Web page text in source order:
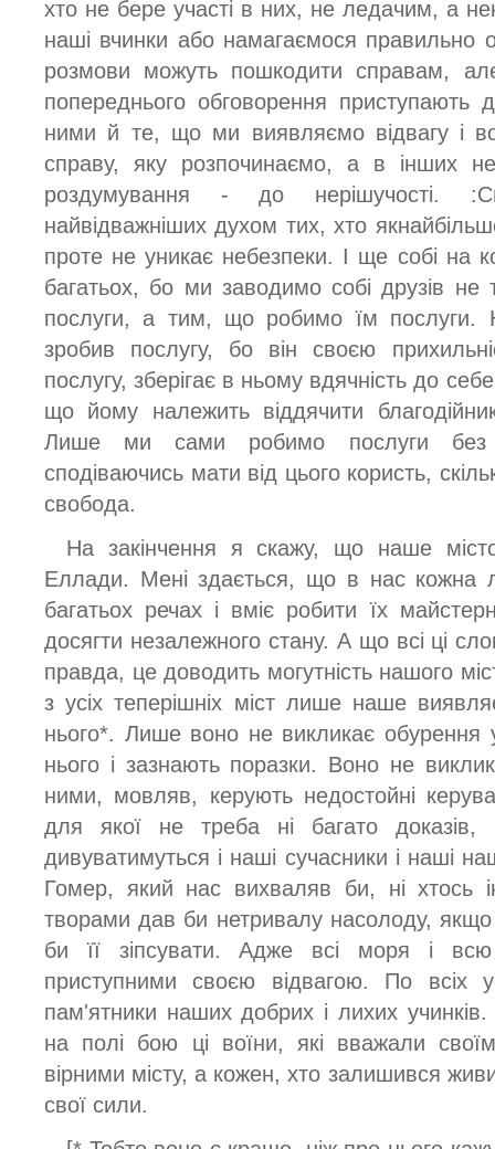
хто не бере участі в них, не ледачим, а
наші вчинки або намагаємося правильно
розмови можуть пошкодити справам,
попереднього обговорення
ними й те, що ми виявляємо відвагу і
справу, яку розпочинаємо, а в інших
роздумування - до нерішучості.
найвідважніших духом тих, хто
проте не уникає небезпеки. I ще собі на
багатьох, бо ми заводимо собі друзів
послуги, а тим, що робимо їм послуги.
зробив послугу, бо він своєю
послугу, зберігає в ньому вдячність до
що йому належить віддячити
Лише ми сами робимо послуги без
сподіваючись мати від цього користь,
свобода.
На закінчення я скажу, що наше
Еллади. Мені здається, що в нас кожна
багатьох речах і вміє робити їх
досягти незалежного стану. А що всі ці
правда, це доводить могутність нашого
з усіх теперішніх міст лише наше
нього*. Лише воно не викликає обурення
нього і зазнають поразки. Воно не
ними, мовляв, керують недостойні
для якої не треба ні багато
дивуватимуться і наші сучасники і наші
Гомер, який нас вихваляв би, ні хтось
творами дав би нетривалу насолоду, якщо
би її зіпсувати. Адже всі моря і
приступними своєю відвагою. По всіх
пам'ятники наших добрих і лихих
на полі бою ці воїни, які вважали
вірними місту, а кожен, хто залишився
свої сили.